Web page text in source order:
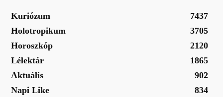
Kuriózum
7437
Holotropikum
3705
Horoszkóp
2120
Lélektár
1865
Aktuális
902
Napi Like
834